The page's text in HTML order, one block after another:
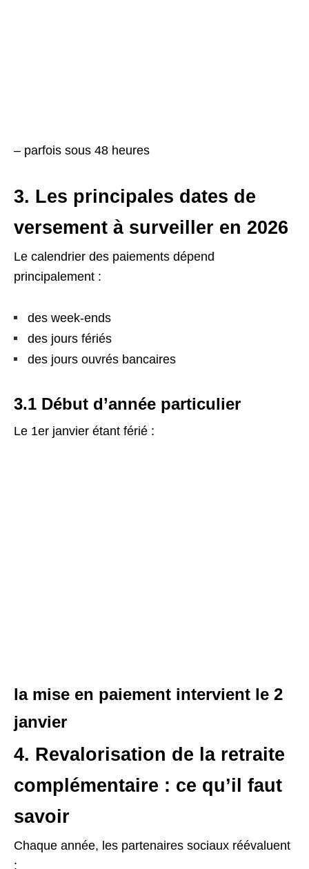
– parfois sous 48 heures
3. Les principales dates de
versement à surveiller en 2026
Le calendrier des paiements dépend
principalement :
des week-ends
des jours fériés
des jours ouvrés bancaires
3.1 Début d’année particulier
Le 1er janvier étant férié :
la mise en paiement intervient le 2
janvier
4. Revalorisation de la retraite
complémentaire : ce qu’il faut
savoir
Chaque année, les partenaires sociaux réévaluent
: